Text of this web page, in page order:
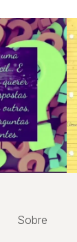
Sobre